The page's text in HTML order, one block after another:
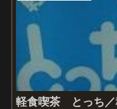
軽食喫茶 とっち／